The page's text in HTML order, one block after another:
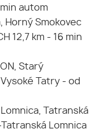
autom
Horný Smokovec
12,7 km - 16 min
Starý
Tatry - od
Tatranská
Lomnica